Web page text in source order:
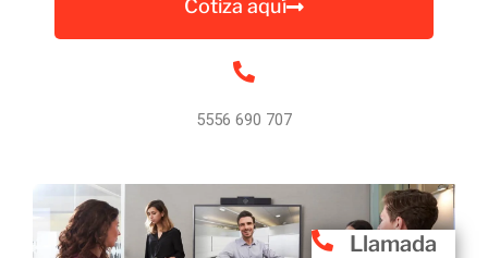
Cotiza aquí
5556 690 707
Llamada